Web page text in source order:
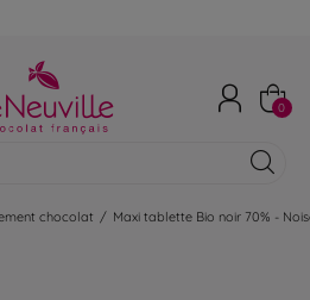
0
chocolat / Maxi tablette Bio noir 70% -